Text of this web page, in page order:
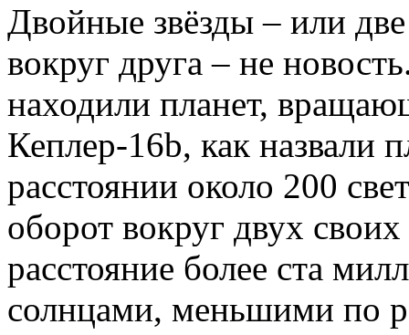
Двойные звёзды – или
вокруг друга – не
находили планет,
Кеплер-16b, как назвали
расстоянии около 200
оборот вокруг двух
расстояние более ста
солнцами, меньшими по